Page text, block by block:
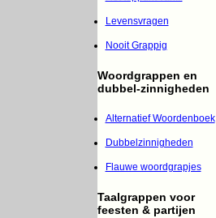
Levensvragen
Nooit Grappig
Woordgrappen en
dubbel-zinnigheden
Alternatief Woordenboek
Dubbelzinnigheden
Flauwe woordgrapjes
Taalgrappen voor
feesten & partijen